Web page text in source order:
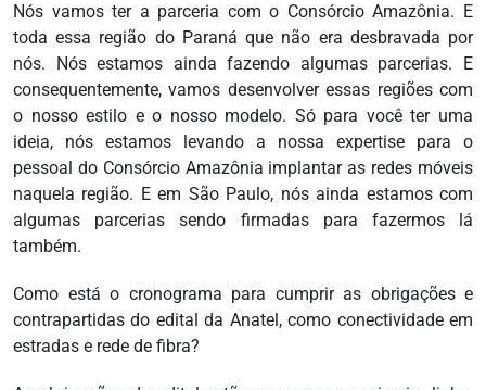
Nós vamos ter a parceria com o Consórcio Amazônia. E
toda essa região do Paraná que não era desbravada por
nós. Nós estamos ainda fazendo algumas parcerias. E
consequentemente, vamos desenvolver essas regiões com
o nosso estilo e o nosso modelo. Só para você ter uma
ideia, nós estamos levando a nossa expertise para o
pessoal do Consórcio Amazônia implantar as redes móveis
naquela região. E em São Paulo, nós ainda estamos com
algumas parcerias sendo firmadas para fazermos lá
também.
Como está o cronograma para cumprir as obrigações e
contrapartidas do edital da Anatel, como conectividade em
estradas e rede de fibra?